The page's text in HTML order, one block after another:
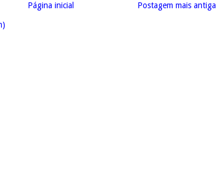
Postagem mais antiga
Página inicial